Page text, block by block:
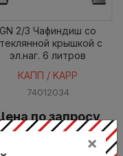
GN 2/3 Чафиндиш со
крышкой с
эл.наг. 6 литров
КАПП / KAPP
74012034
по запросу
×